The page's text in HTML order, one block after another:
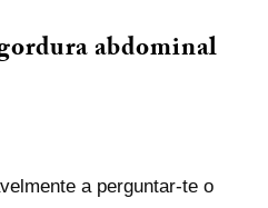
abdominal
a perguntar-te o